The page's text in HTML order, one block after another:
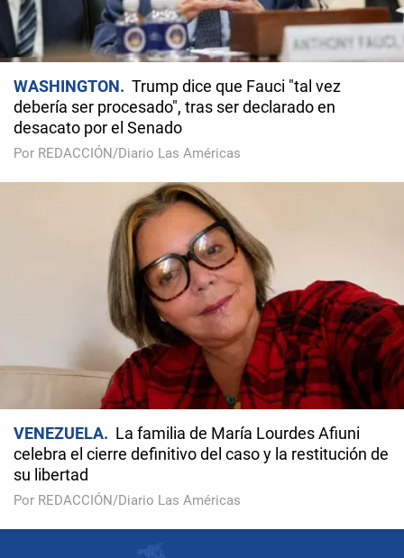
WASHINGTON
Trump dice que Fauci "tal vez
debería ser procesado", tras ser declarado en
desacato por el Senado
Por REDACCIÓN/Diario Las Américas
VENEZUELA
La familia de María Lourdes Afiuni
celebra el cierre definitivo del caso y la restitución de
su libertad
Por REDACCIÓN/Diario Las Américas